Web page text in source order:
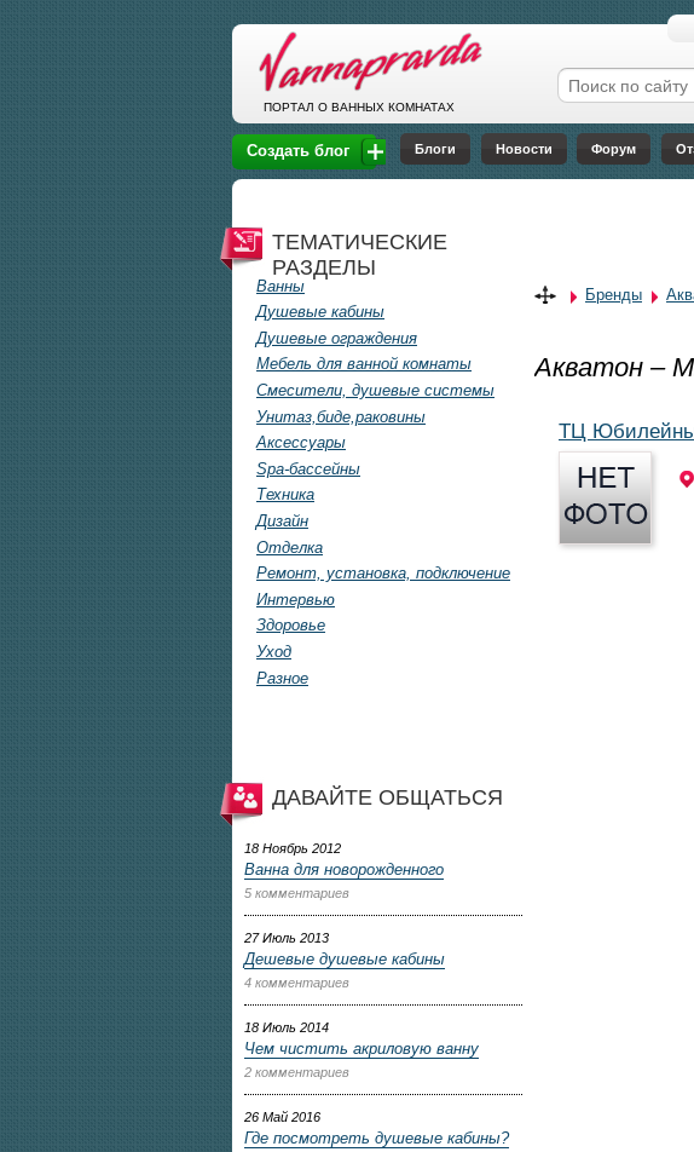
ПОРТАЛ О ВАННЫХ КОМНАТАХ Форма
Создать блог Блоги Новости Форум
ТЕМАТИЧЕСКИЕ
РАЗДЕЛЫ
Ванны
Душевые кабины
Душевые ограждения
Мебель для ванной комнаты
Смесители, душевые системы
Унитаз,биде,раковины
Аксессуары
Spa-бассейны
Техника
Дизайн
Отделка
Ремонт, установка, подключение
Интервью
Здоровье
Уход
Разное
ДАВАЙТЕ ОБЩАТЬСЯ
18 Ноябрь 2012
Ванна для новорожденного
5 комментариев
27 Июль 2013
Дешевые душевые кабины
4 комментариев
18 Июль 2014
Чем чистить акриловую ванну
2 комментариев
26 Май 2016
Где посмотреть душевые кабины?
Бренды
Акватон –
ТЦ